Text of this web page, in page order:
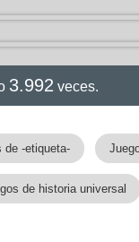
3.992 veces.
de -etiqueta-
de historia universal